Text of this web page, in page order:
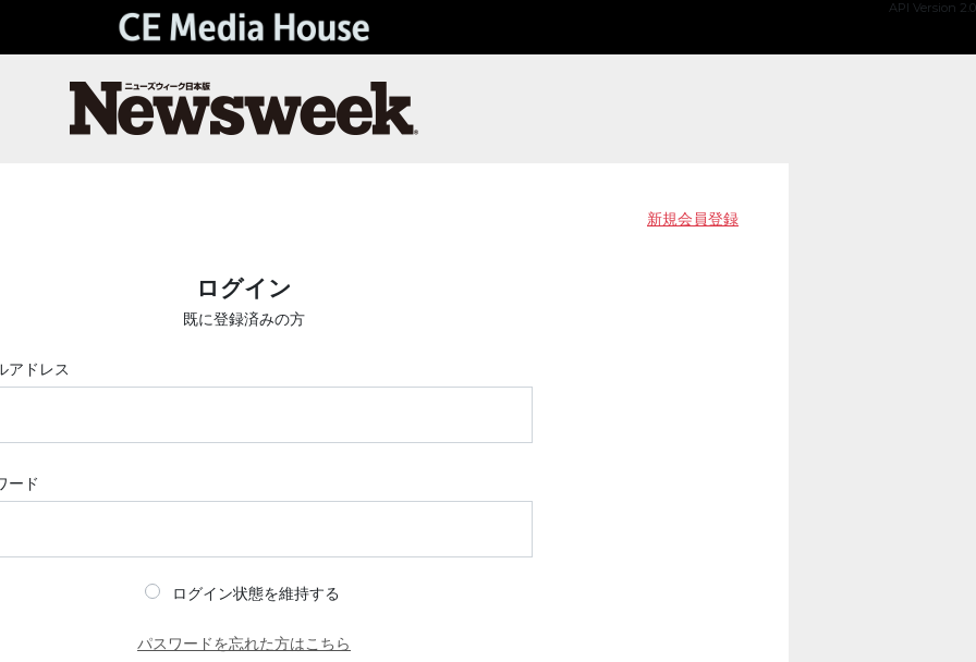
API Version 2.0
新規会員登録
ログイン
既に登録済みの方
アドレス
ード
ログイン状態を維持する
パスワードを忘れた方はこちら